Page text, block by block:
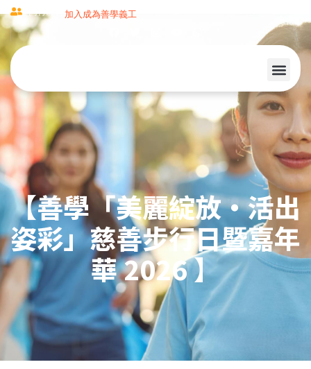
加入成為善學義工
【善學「美麗綻放‧活出
姿彩」慈善步行日暨嘉年
華 2026 】